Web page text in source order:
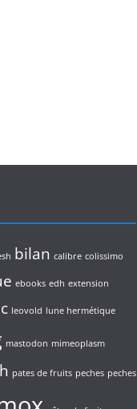
bilan calibre colissimo
ebooks edh extension
leovold lune hermétique
mastodon mimeoplasm
pates de fruits peches peches